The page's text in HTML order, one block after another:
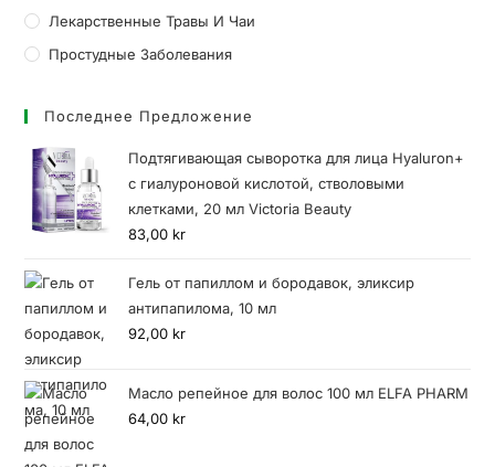
Лекарственные Травы И Чаи
Простудные Заболевания
Последнее Предложение
Подтягивающая сыворотка для лица Hyaluron+
с гиалуроновой кислотой, стволовыми
клетками, 20 мл Victoria Beauty
83,00 kr
Гель от папиллом и бородавок, эликсир
антипапилома, 10 мл
92,00 kr
Масло репейное для волос 100 мл ELFA PHARM
64,00 kr